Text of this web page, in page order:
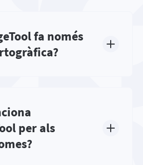
fa només
per als